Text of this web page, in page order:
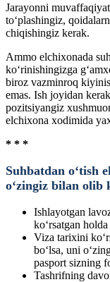
Jarayonni
to‘plashingiz,
chiqishingiz kerak.
Ammo elchixonada
ko‘rinishingizga
biroz vazminroq
emas. Ish joyidan
pozitsiyangiz
elchixona xodimida
* * *
Suhbatdan o‘tish
o‘zingiz bilan olib
Ishlayotgan
ko‘rsatgan
Viza tarixini
bo‘lsa, uni
pasport sizning
Tashrifning